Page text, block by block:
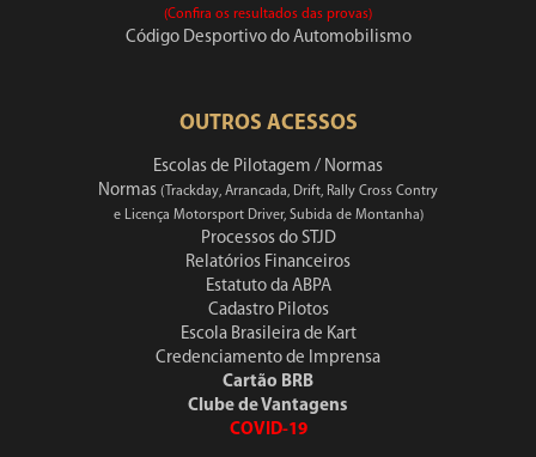
(Confira os resultados das provas)
Código Desportivo do Automobilismo
OUTROS ACESSOS
Escolas de Pilotagem / Normas
Normas (Trackday, Arrancada, Drift, Rally Cross Contry
e Licença Motorsport Driver, Subida de Montanha)
Processos do STJD
Relatórios Financeiros
Estatuto da ABPA
Cadastro Pilotos
Escola Brasileira de Kart
Credenciamento de Imprensa
Cartão BRB
Clube de Vantagens
COVID-19